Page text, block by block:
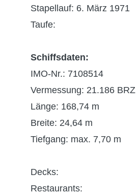
Stapellauf: 6. März 1971
Taufe:
Schiffsdaten:
IMO-Nr.: 7108514
Vermessung: 21.186 BRZ
Länge: 168,74 m
Breite: 24,64 m
Tiefgang: max. 7,70 m
Decks:
Restaurants: